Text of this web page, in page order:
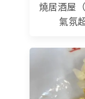
燒居酒屋
氣氛